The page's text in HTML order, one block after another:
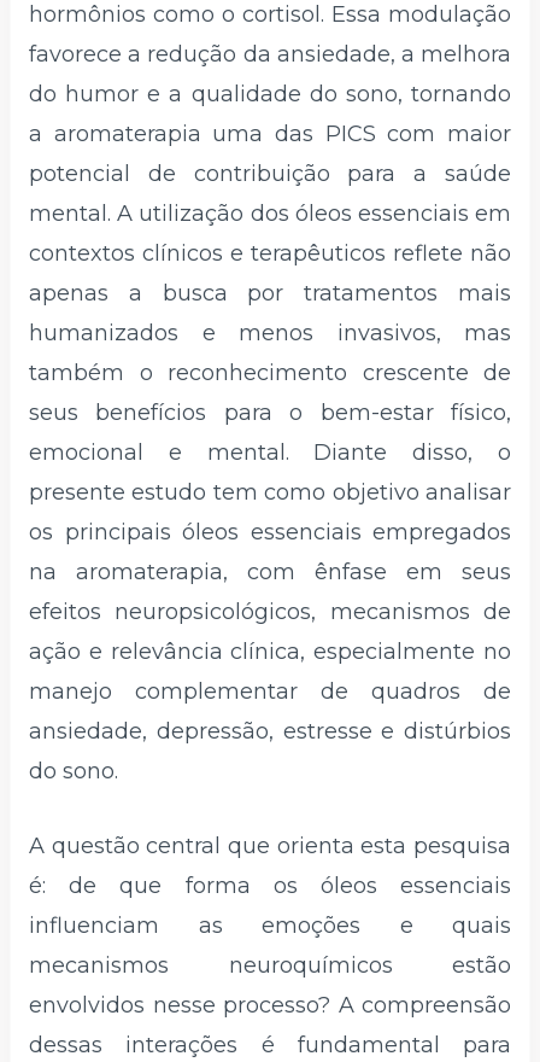
hormônios como o cortisol. Essa modulação
favorece a redução da ansiedade, a melhora
do humor e a qualidade do sono, tornando
a aromaterapia uma das PICS com maior
potencial de contribuição para a saúde
mental. A utilização dos óleos essenciais em
contextos clínicos e terapêuticos reflete não
apenas a busca por tratamentos mais
humanizados e menos invasivos, mas
também o reconhecimento crescente de
seus benefícios para o bem-estar físico,
emocional e mental. Diante disso, o
presente estudo tem como objetivo analisar
os principais óleos essenciais empregados
na aromaterapia, com ênfase em seus
efeitos neuropsicológicos, mecanismos de
ação e relevância clínica, especialmente no
manejo complementar de quadros de
ansiedade, depressão, estresse e distúrbios
do sono.
A questão central que orienta esta pesquisa
é: de que forma os óleos essenciais
influenciam as emoções e quais
mecanismos neuroquímicos estão
envolvidos nesse processo? A compreensão
dessas interações é fundamental para